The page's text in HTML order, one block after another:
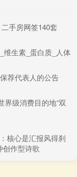
手房网签140套
维生素_蛋白质_人体
荐代表人的公告
界级消费目的地“双
核心是汇报风得刹
创作型诗歌